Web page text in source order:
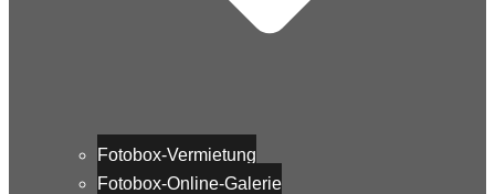
Fotobox-Vermietung
Fotobox-Online-Galerie